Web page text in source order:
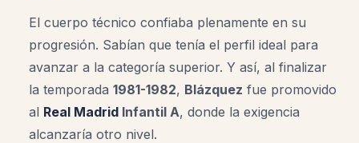
El cuerpo técnico confiaba plenamente en su
progresión. Sabían que tenía el perfil ideal para
avanzar a la categoría superior. Y así, al finalizar
la temporada 1981-1982, Blázquez fue promovido
al Real Madrid Infantil A, donde la exigencia
alcanzaría otro nivel.